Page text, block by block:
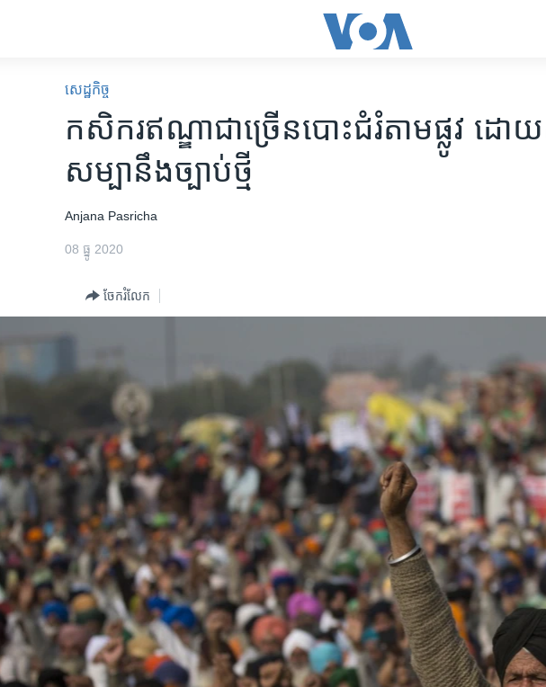
សេដ្ឋកិច្ច
កសិករ​ឥណ្ឌា​ជាច្រើន​បោះជំរំ​តាម​ផ្លូវ ​ដោ
សម្បា​នឹង​ច្បាប់​ថ្មី
Anjana ​Pasricha
08 ធ្នូ 2020
ចែករំលែក